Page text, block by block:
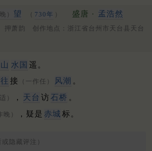
） 望 （ 730年 ） 盛唐 · 孟浩然
萧韵 创作地点：浙江省台州市天台县天台
水国 遥。
接 （一作任） 风潮 。
） ， 天台 访石桥 。
晚） ，疑是 赤城 标。
或隐藏评注）